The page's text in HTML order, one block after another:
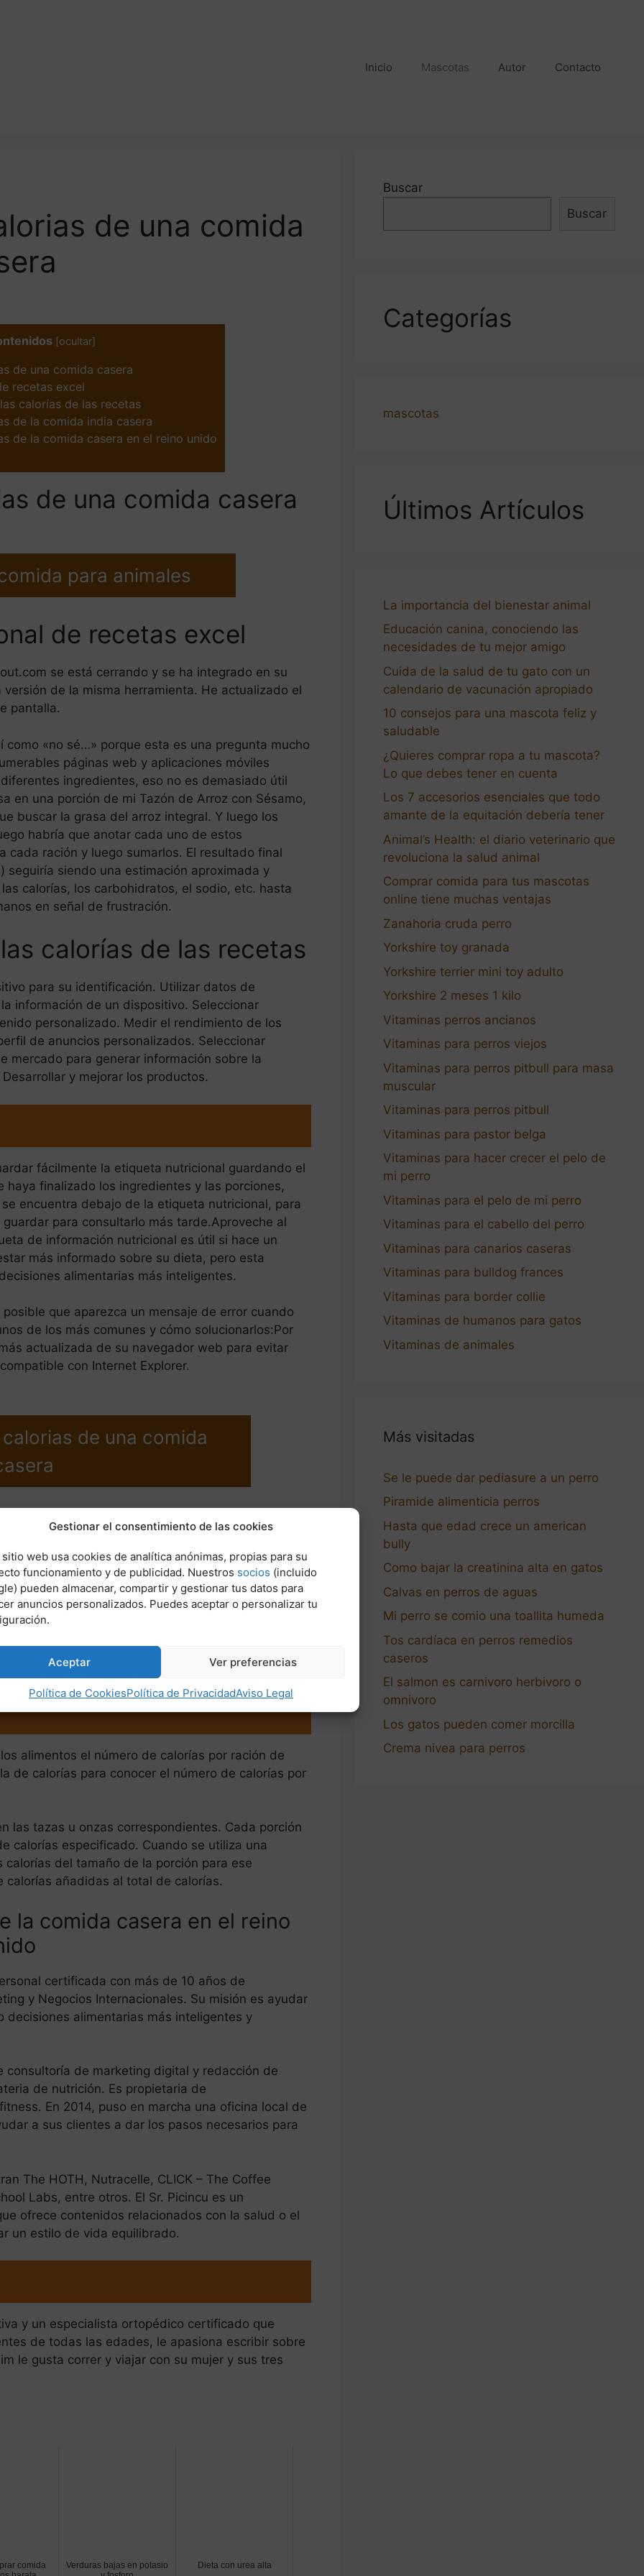
Gestionar el consentimiento de las cookies
sitio web usa cookies de analítica anónimas, propias para su
funcionamiento y de publicidad. Nuestros socios (incluido
pueden almacenar, compartir y gestionar tus datos para
anuncios personalizados. Puedes aceptar o personalizar tu
Aceptar Ver preferencias
Política de CookiesPolítica de PrivacidadAviso Legal
Inicio Mascotas Autor Contacto
de una comida
[ocultar]
de una comida casera
recetas excel
calorías de las recetas
de la comida india casera
de la comida casera en el reino unido
de una comida casera
para animales
de recetas excel
se está cerrando y se ha integrado en su
de la misma herramienta. He actualizado el
pantalla.
«no sé…» porque esta es una pregunta mucho
páginas web y aplicaciones móviles
ingredientes, eso no es demasiado útil
en una porción de mi Tazón de Arroz con Sésamo,
buscar la grasa del arroz integral. Y luego los
habría que anotar cada uno de estos
ración y luego sumarlos. El resultado final
seguiría siendo una estimación aproximada y
calorías, los carbohidratos, el sodio, etc. hasta
en señal de frustración.
calorías de las recetas
para su identificación. Utilizar datos de
información de un dispositivo. Seleccionar
personalizado. Medir el rendimiento de los
de anuncios personalizados. Seleccionar
mercado para generar información sobre la
y mejorar los productos.
fácilmente la etiqueta nutricional guardando el
finalizado los ingredientes y las porciones,
encuentra debajo de la etiqueta nutricional, para
para consultarlo más tarde.Aproveche al
de información nutricional es útil si hace un
más informado sobre su dieta, pero esta
alimentarias más inteligentes.
que aparezca un mensaje de error cuando
de los más comunes y cómo solucionarlos:Por
actualizada de su navegador web para evitar
con Internet Explorer.
de una comida
de la comida india casera
casera puede ayudarle a cumplir sus requisitos
como de varios platos con múltiples
cuentan para el recuento total de calorías
puede encontrar un informe del
alimentos. De lo contrario, debe conocer el
consultar una tabla de calorías.
alimentos el número de calorías por ración de
de calorías para conocer el número de calorías por
las tazas u onzas correspondientes. Cada porción
calorías especificado. Cuando se utiliza una
del tamaño de la porción para ese
añadidas al total de calorías.
la comida casera en el reino
certificada con más de 10 años de
y Negocios Internacionales. Su misión es ayudar
decisiones alimentarias más inteligentes y
consultoría de marketing digital y redacción de
de nutrición. Es propietaria de
En 2014, puso en marcha una oficina local de
a sus clientes a dar los pasos necesarios para
The HOTH, Nutracelle, CLICK – The Coffee
Labs, entre otros. El Sr. Picincu es un
ofrece contenidos relacionados con la salud o el
un estilo de vida equilibrado.
y un especialista ortopédico certificado que
de todas las edades, le apasiona escribir sobre
le gusta correr y viajar con su mujer y sus tres
comida
Verduras bajas en potasio
Dieta con urea alta
Buscar
Buscar
Categorías
mascotas
Últimos Artículos
La importancia del bienestar animal
Educación canina, conociendo las
necesidades de tu mejor amigo
Cuida de la salud de tu gato con un
calendario de vacunación apropiado
10 consejos para una mascota feliz y
saludable
¿Quieres comprar ropa a tu mascota?
Lo que debes tener en cuenta
Los 7 accesorios esenciales que todo
amante de la equitación debería tener
Animal’s Health: el diario veterinario que
revoluciona la salud animal
Comprar comida para tus mascotas
online tiene muchas ventajas
Zanahoria cruda perro
Yorkshire toy granada
Yorkshire terrier mini toy adulto
Yorkshire 2 meses 1 kilo
Vitaminas perros ancianos
Vitaminas para perros viejos
Vitaminas para perros pitbull para masa
muscular
Vitaminas para perros pitbull
Vitaminas para pastor belga
Vitaminas para hacer crecer el pelo de
mi perro
Vitaminas para el pelo de mi perro
Vitaminas para el cabello del perro
Vitaminas para canarios caseras
Vitaminas para bulldog frances
Vitaminas para border collie
Vitaminas de humanos para gatos
Vitaminas de animales
Más visitadas
Se le puede dar pediasure a un perro
Piramide alimenticia perros
Hasta que edad crece un american
bully
Como bajar la creatinina alta en gatos
Calvas en perros de aguas
Mi perro se comio una toallita humeda
Tos cardíaca en perros remedios
caseros
El salmon es carnivoro herbivoro o
omnivoro
Los gatos pueden comer morcilla
Crema nivea para perros